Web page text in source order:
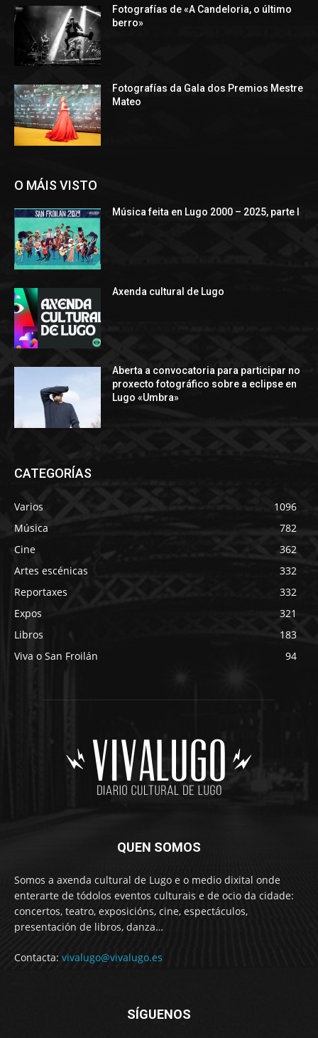
Fotografías de «A Candeloria, o último
berro»
Fotografías da Gala dos Premios Mestre
Mateo
O MÁIS VISTO
Música feita en Lugo 2000 – 2025, parte I
Axenda cultural de Lugo
Aberta a convocatoria para participar no
proxecto fotográfico sobre a eclipse en
Lugo «Umbra»
CATEGORÍAS
Varios
1096
Música
782
Cine
362
Artes escénicas
332
Reportaxes
332
Expos
321
Libros
183
Viva o San Froilán
94
QUEN SOMOS
Somos a axenda cultural de Lugo e o medio dixital onde
enterarte de tódolos eventos culturais e de ocio da cidade:
concertos, teatro, exposicións, cine, espectáculos,
presentación de libros, danza…
Contacta: vivalugo@vivalugo.es
SÍGUENOS